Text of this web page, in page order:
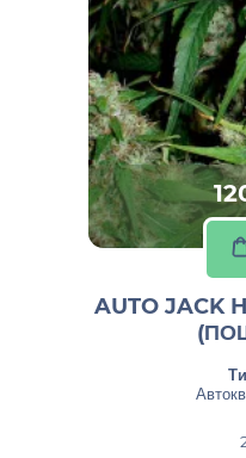
AUTO JACK